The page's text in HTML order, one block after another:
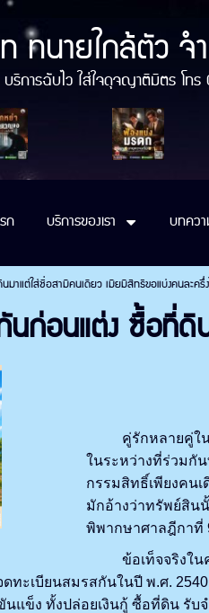
ทนายใกล้ตัว จ
บริการฉับไว ใส่ใจดุจญาติมิตร โท
ก บริการของเรา บทคว
าแต่ใส่ชื่อสามีคนเดียว เมียมีสิทธิขอแบ่งคนละครึ่
ก่อนแต่ง ซื้อที่ดิ
คู่รักหลายคู่ในสัง
ในระหว่างที่ร่วมกั
กรรมสิทธิ์เพียงคน
มักอ้างว่าทรัพย์สิน
พิพากษาศาลฎีกาที่
ข้อเท็จจริงในคดี
ทะเบียนสมรสกันในปี พ.ศ.
แข็ง ทั้งปล่อยเงินกู้ ซื้อที่ดิน รับ